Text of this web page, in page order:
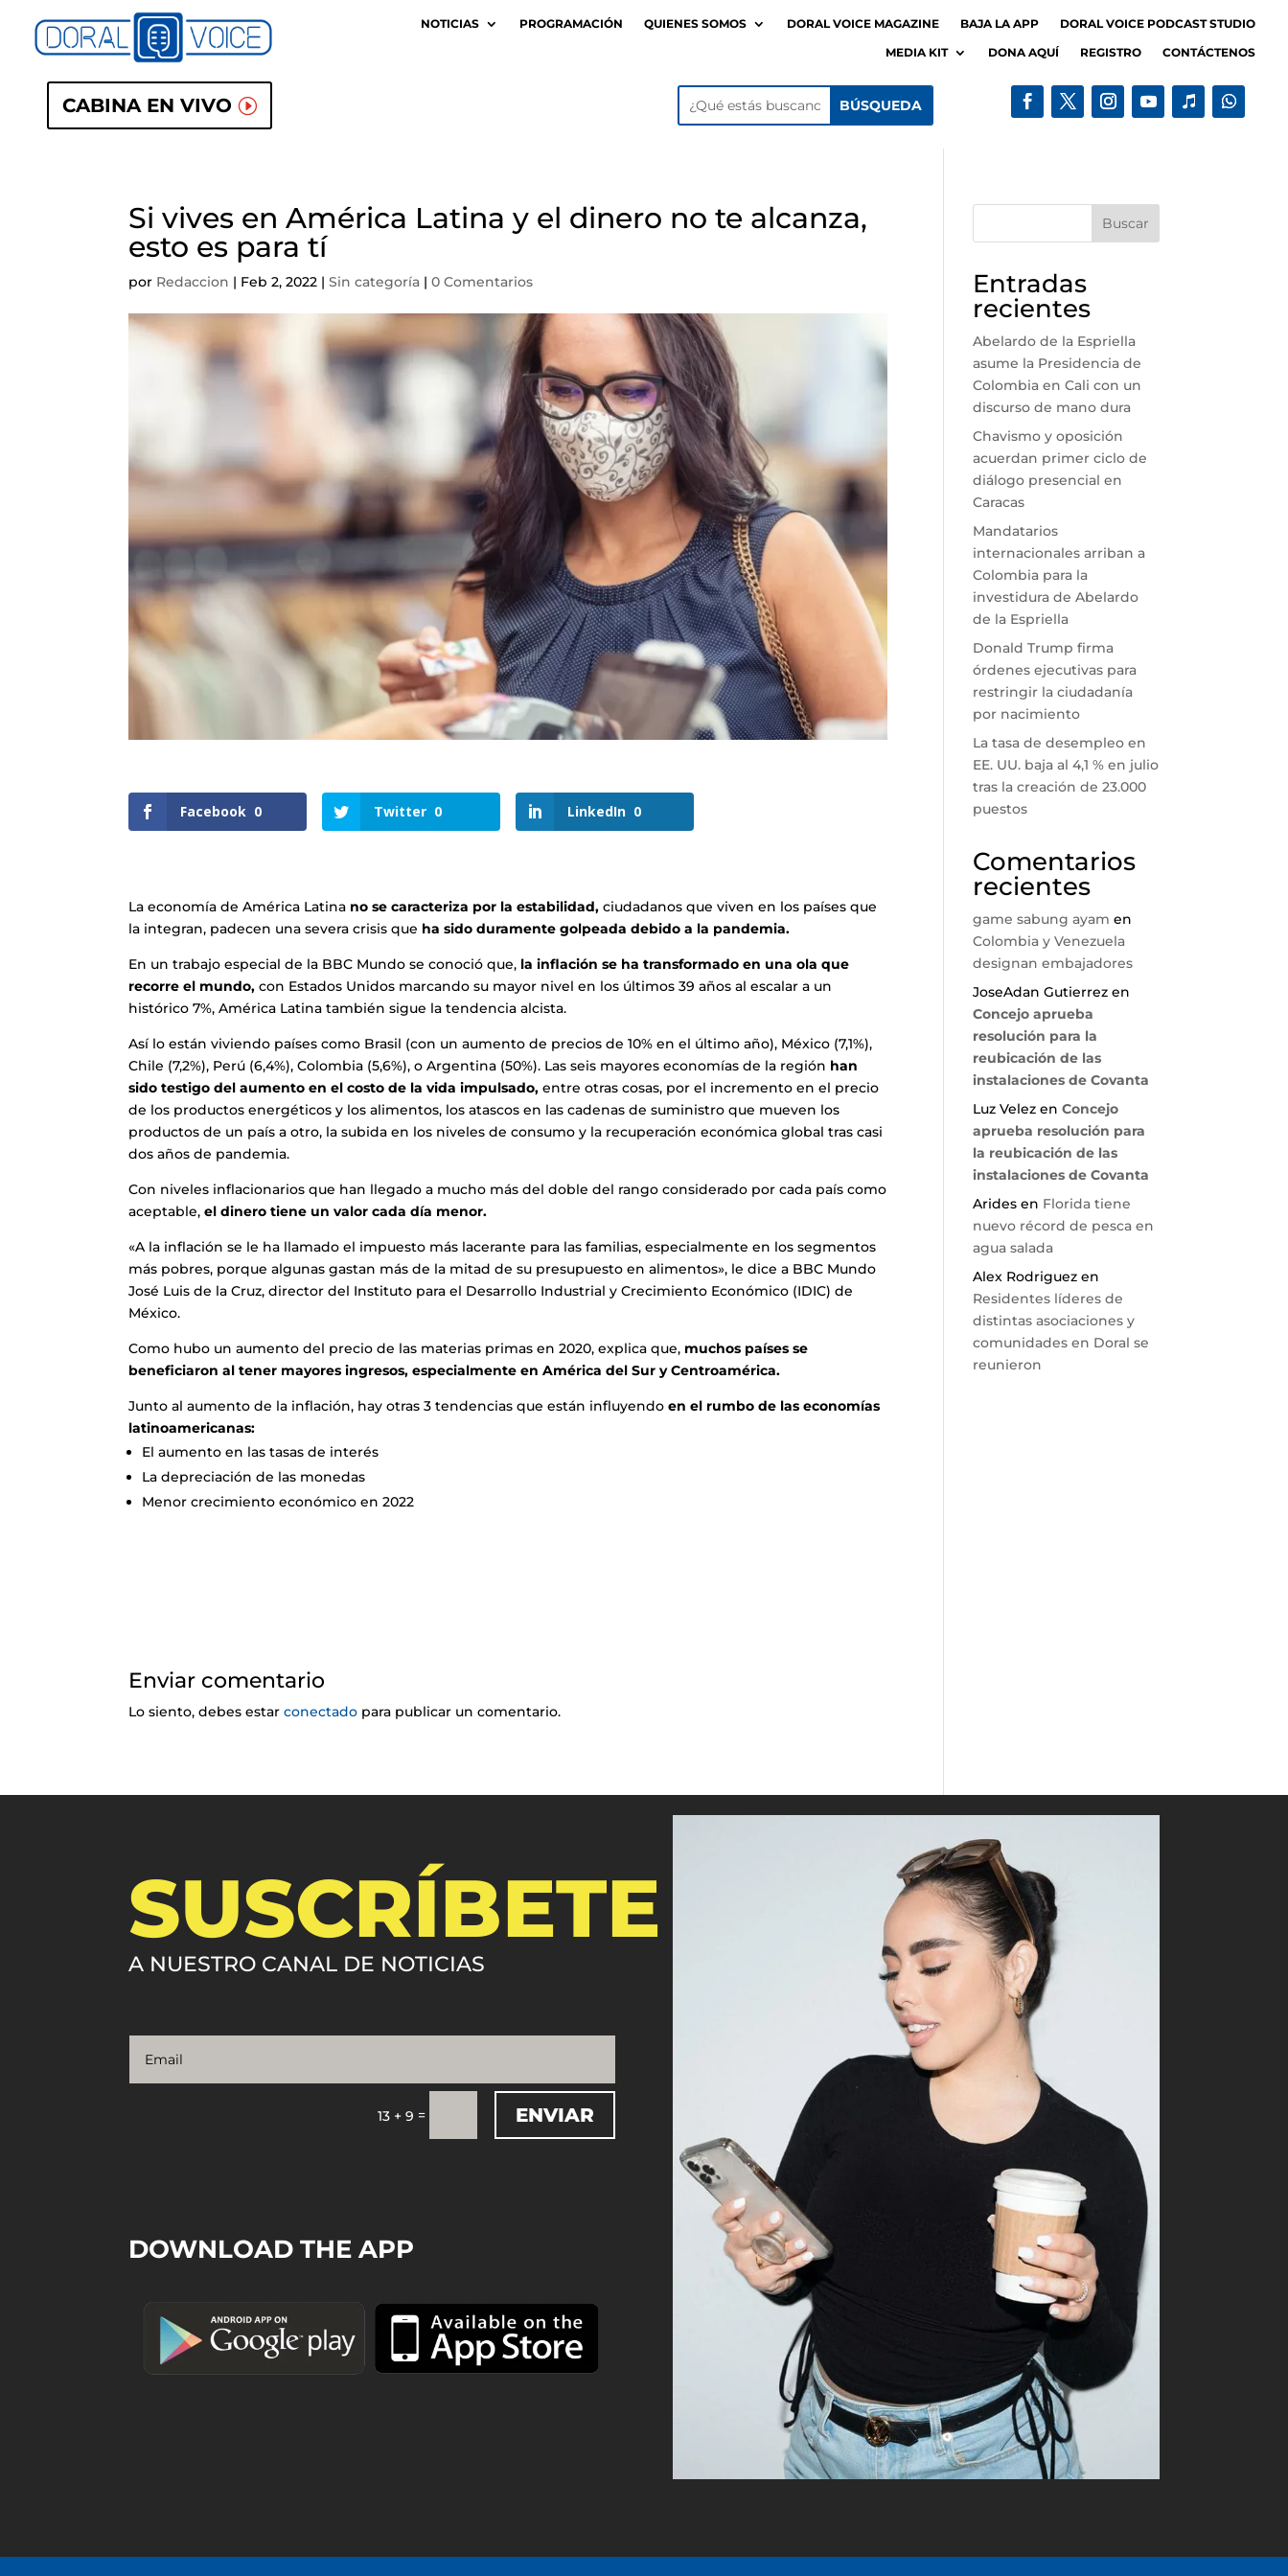
NOTICIAS PROGRAMACIÓN QUIENES SOMOS DORAL VOICE MAGAZINE BAJA LA APP
DORAL VOICE PODCAST STUDIO
MEDIA KIT
DONA AQUÍ REGISTRO CONTÁCTENOS
CABINA EN VIVO
Si vives en América Latina y el dinero no te alcanza,
esto es para tí
por Redaccion | Feb 2, 2022 |Sin categoría |0 Comentarios
Facebook 0 Twitter 0 LinkedIn 0
La economía de América Latina no se caracteriza por la estabilidad, ciudadanos que viven en los países que
la integran, padecen una severa crisis que ha sido duramente golpeada debido a la pandemia.
En un trabajo especial de la BBC Mundo se conoció que, la inflación se ha transformado en una ola que
recorre el mundo, con Estados Unidos marcando su mayor nivel en los últimos 39 años al escalar a un
histórico 7%, América Latina también sigue la tendencia alcista.
Así lo están viviendo países como Brasil (con un aumento de precios de 10% en el último año), México (7,1%),
Chile (7,2%), Perú (6,4%), Colombia (5,6%), o Argentina (50%). Las seis mayores economías de la región han
sido testigo del aumento en el costo de la vida impulsado, entre otras cosas, por el incremento en el precio
de los productos energéticos y los alimentos, los atascos en las cadenas de suministro que mueven los
productos de un país a otro, la subida en los niveles de consumo y la recuperación económica global tras casi
dos años de pandemia.
Con niveles inflacionarios que han llegado a mucho más del doble del rango considerado por cada país como
aceptable,el dinero tiene un valor cada día menor.
«A la inflación se le ha llamado el impuesto más lacerante para las familias, especialmente en los segmentos
más pobres, porque algunas gastan más de la mitad de su presupuesto en alimentos», le dice a BBC Mundo
José Luis de la Cruz, director del Instituto para el Desarrollo Industrial y Crecimiento Económico (IDIC) de
México.
Como hubo un aumento del precio de las materias primas en 2020, explica que, muchos países se
beneficiaron al tener mayores ingresos, especialmente en América del Sur y Centroamérica.
Junto al aumento de la inflación, hay otras 3 tendencias que están influyendo en el rumbo de las economías
latinoamericanas:
El aumento en las tasas de interés
La depreciación de las monedas
Menor crecimiento económico en 2022
Enviar comentario
Lo siento, debes estarconectado para publicar un comentario.
Buscar
Entradas
recientes
Abelardo de la Espriella
asume la Presidencia de
Colombia en Cali con un
discurso de mano dura
Chavismo y oposición
acuerdan primer ciclo de
diálogo presencial en
Caracas
Mandatarios
internacionales arriban a
Colombia para la
investidura de Abelardo
de la Espriella
Donald Trump firma
órdenes ejecutivas para
restringir la ciudadanía
por nacimiento
La tasa de desempleo en
EE. UU. baja al 4,1 % en julio
tras la creación de 23.000
puestos
Comentarios
recientes
game sabung ayam en
Colombia y Venezuela
designan embajadores
JoseAdan Gutierrez en
Concejo aprueba
resolución para la
reubicación de las
instalaciones de Covanta
Luz Velez enConcejo
aprueba resolución para
la reubicación de las
instalaciones de Covanta
Arides en Florida tiene
nuevo récord de pesca en
agua salada
Alex Rodriguez en
Residentes líderes de
distintas asociaciones y
comunidades en Doral se
reunieron
SUSCRÍBETE
A NUESTRO CANAL DE NOTICIAS
13 + 9 = ENVIAR
DOWNLOAD THE APP